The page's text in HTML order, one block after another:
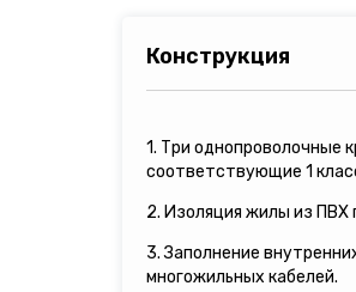
Конструкция
1. Три однопроволочные
соответствующие 1
2. Изоляция жилы из ПВХ
3. Заполнение
многожильных кабелей.